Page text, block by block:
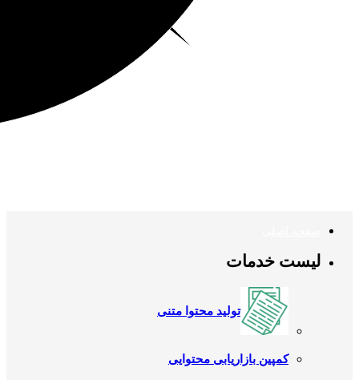
لیست خدمات
تولید محتوا متنی
کمپین بازاریابی محتوایی